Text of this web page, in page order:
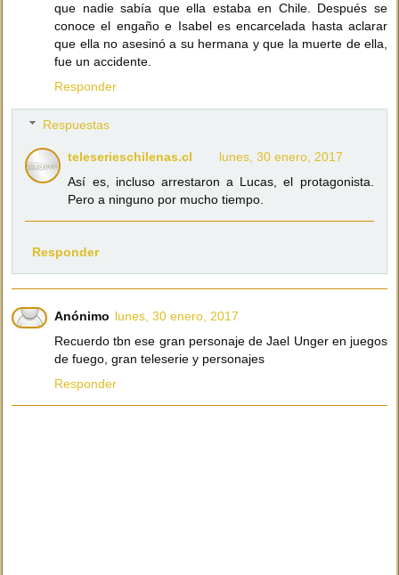
que nadie sabía que ella estaba en Chile. Después se
conoce el engaño e Isabel es encarcelada hasta aclarar
que ella no asesinó a su hermana y que la muerte de ella,
fue un accidente.
Responder
Respuestas
teleserieschilenas.cl
lunes, 30 enero, 2017
Así es, incluso arrestaron a Lucas, el protagonista.
Pero a ninguno por mucho tiempo.
Responder
Anónimo lunes, 30 enero, 2017
Recuerdo tbn ese gran personaje de Jael Unger en juegos
de fuego, gran teleserie y personajes
Responder